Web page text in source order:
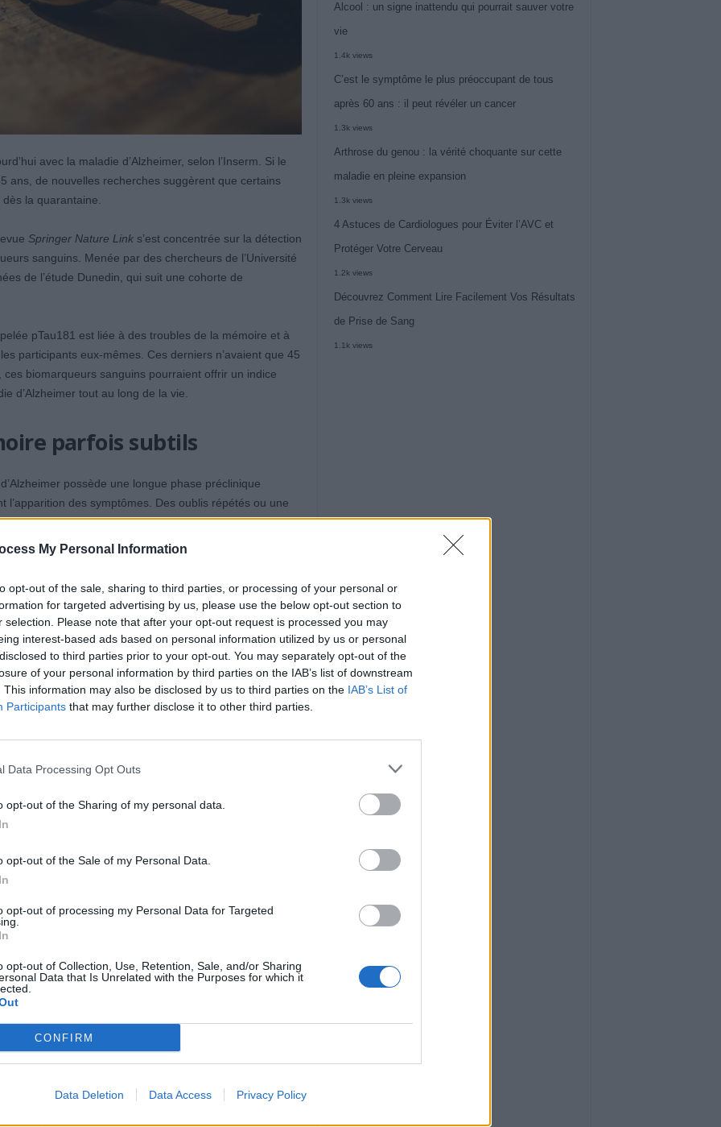
My Personal Information
opt-out of the sale, sharing to third parties, or processing of your personal or
for targeted advertising by us, please use the below opt-out section to
selection. Please note that after your opt-out request is processed you may
interest-based ads based on personal information utilized by us or personal
to third parties prior to your opt-out. You may separately opt-out of the
of your personal information by third parties on the IAB’s list of downstream
This information may also be disclosed by us to third parties on the IAB’s List of
Participants that may further disclose it to other third parties.
Data Processing Opt Outs
opt-out of the Sharing of my personal data.
opt-out of the Sale of my Personal Data.
opt-out of processing my Personal Data for Targeted
opt-out of Collection, Use, Retention, Sale, and/or Sharing
Data that Is Unrelated with the Purposes for which it
CONFIRM
Data Deletion Data Access Privacy Policy
avec la maladie d’Alzheimer, selon l’Inserm. Si le
ans, de nouvelles recherches suggèrent que certains
la quarantaine.
Springer Nature Links’est concentrée sur la détection
sanguins. Menée par des chercheurs de l’Université
de l’étude Dunedin, qui suit une cohorte de
pTau181 est liée à des troubles de la mémoire et à
participants eux-mêmes. Ces derniers n’avaient que 45
ces biomarqueurs sanguins pourraient offrir un indice
d’Alzheimer tout au long de la vie.
parfois subtils
possède une longue phase préclinique
l’apparition des symptômes. Des oublis répétés ou une
pourraient alors être des signaux d’alerte. Pour eux, le
la santé du cerveau.
trouvé entre le biomarqueur pTau181 et les résultats
Deux hypothèses sont envisagées : soit cette protéine
apparaissent à l’imagerie, soit sa pertinence
précoce
les chercheurs soulignent que détecter les premiers
Les traitements actuels ne guérissent pas la maladie,
administrés précocement.
de prévention, comme l’activité physique, le maintien
facteurs de risque, tels que l’hypertension ou la
résultats renforcent l’idée que les premiers signes de
Ils poursuivront le suivi des participants dans
mentale supérieure à la moyenne
Alcool : un signe inattendu qui pourrait sauver votre
vie
1.4k views
C’est le symptôme le plus préoccupant de tous
après 60 ans : il peut révéler un cancer
1.3k views
Arthrose du genou : la vérité choquante sur cette
maladie en pleine expansion
1.3k views
4 Astuces de Cardiologues pour Éviter l’AVC et
Protéger Votre Cerveau
1.2k views
Découvrez Comment Lire Facilement Vos Résultats
de Prise de Sang
1.1k views